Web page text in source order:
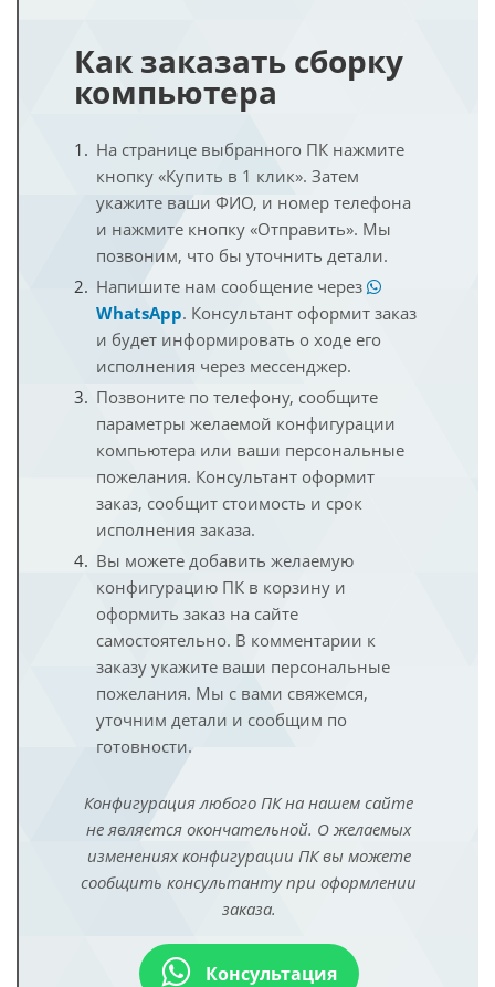
Как заказать сборку
компьютера
На странице выбранного ПК нажмите
кнопку «Купить в 1 клик». Затем
укажите ваши ФИО, и номер телефона
и нажмите кнопку «Отправить». Мы
позвоним, что бы уточнить детали.
Напишите нам сообщение через
WhatsApp. Консультант оформит заказ
и будет информировать о ходе его
исполнения через мессенджер.
Позвоните по телефону, сообщите
параметры желаемой конфигурации
компьютера или ваши персональные
пожелания. Консультант оформит
заказ, сообщит стоимость и срок
исполнения заказа.
Вы можете добавить желаемую
конфигурацию ПК в корзину и
оформить заказ на сайте
самостоятельно. В комментарии к
заказу укажите ваши персональные
пожелания. Мы с вами свяжемся,
уточним детали и сообщим по
готовности.
Конфигурация любого ПК на нашем сайте
не является окончательной. О желаемых
изменениях конфигурации ПК вы можете
сообщить консультанту при оформлении
заказа.
Консультация